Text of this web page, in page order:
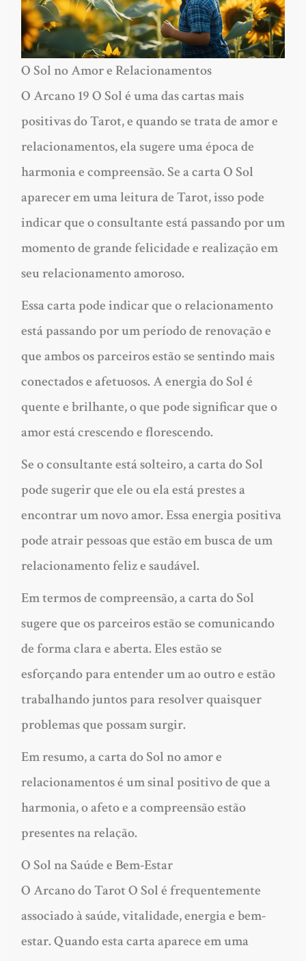
O Sol no Amor e Relacionamentos
O Arcano 19 O Sol é uma das cartas mais
positivas do Tarot, e quando se trata de amor e
relacionamentos, ela sugere uma época de
harmonia e compreensão. Se a carta O Sol
aparecer em uma leitura de Tarot, isso pode
indicar que o consultante está passando por um
momento de grande felicidade e realização em
seu relacionamento amoroso.
Essa carta pode indicar que o relacionamento
está passando por um período de renovação e
que ambos os parceiros estão se sentindo mais
conectados e afetuosos. A energia do Sol é
quente e brilhante, o que pode significar que o
amor está crescendo e florescendo.
Se o consultante está solteiro, a carta do Sol
pode sugerir que ele ou ela está prestes a
encontrar um novo amor. Essa energia positiva
pode atrair pessoas que estão em busca de um
relacionamento feliz e saudável.
Em termos de compreensão, a carta do Sol
sugere que os parceiros estão se comunicando
de forma clara e aberta. Eles estão se
esforçando para entender um ao outro e estão
trabalhando juntos para resolver quaisquer
problemas que possam surgir.
Em resumo, a carta do Sol no amor e
relacionamentos é um sinal positivo de que a
harmonia, o afeto e a compreensão estão
presentes na relação.
O Sol na Saúde e Bem-Estar
O Arcano do Tarot O Sol é frequentemente
associado à saúde, vitalidade, energia e bem-
estar. Quando esta carta aparece em uma